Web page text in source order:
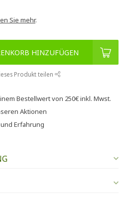
Sie mehr.
HINZUFÜGEN
Produkt teilen
Bestellwert von 250€inkl. Mwst.
Aktionen
Erfahrung